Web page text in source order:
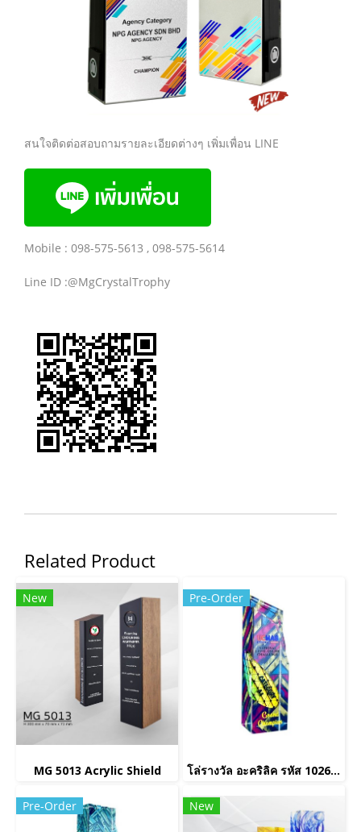
สนใจติดต่อสอบถามรายละเอียดต่างๆ เพิ่มเพื่อน LINE
Mobile : 098-575-5613 , 098-575-5614
Line ID :@MgCrystalTrophy
Related Product
New
MG 5013 Acrylic Shield
Pre-Order
โล่รางวัล อะคริลิค รหัส 1026(copy)(copy)(copy)
Pre-Order New